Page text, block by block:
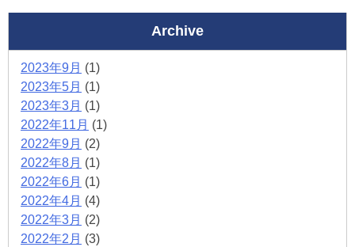
Archive
2023年9月 (1)
2023年5月 (1)
2023年3月 (1)
2022年11月 (1)
2022年9月 (2)
2022年8月 (1)
2022年6月 (1)
2022年4月 (4)
2022年3月 (2)
2022年2月 (3)